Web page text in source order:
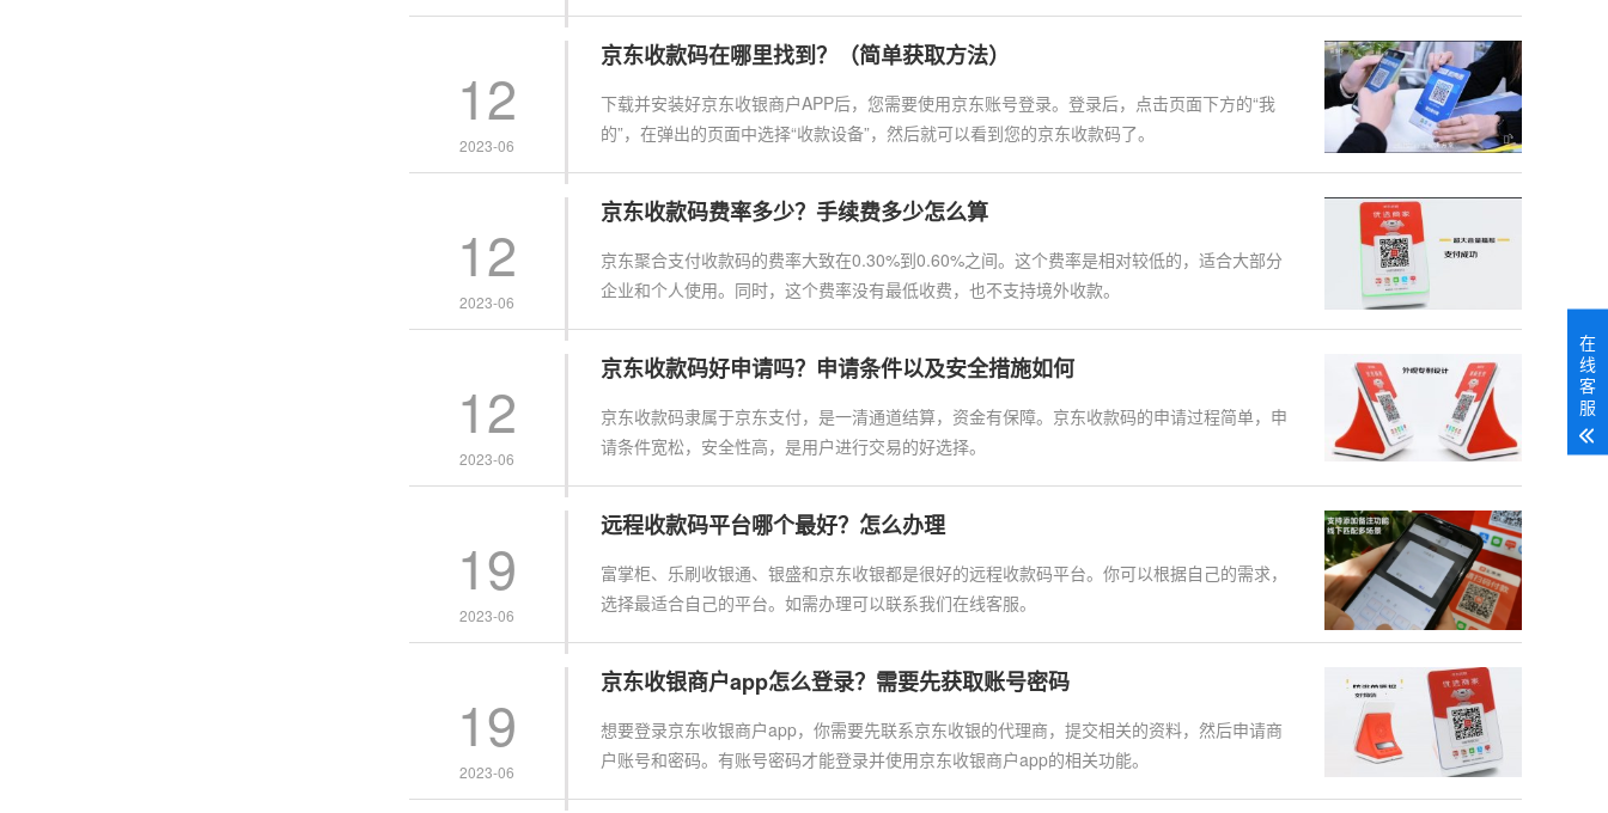
12
2023-06
京东收款码在哪里找到？（简单获取方法）
下载并安装好京东收银商户APP后，您需要使用京东账号登录。登录后，点击页面下方的“我
的”，在弹出的页面中选择“收款设备”，然后就可以看到您的京东收款码了。
12
2023-06
京东收款码费率多少？手续费多少怎么算
京东聚合支付收款码的费率大致在0.30%到0.60%之间。这个费率是相对较低的，适合大部分
企业和个人使用。同时，这个费率没有最低收费，也不支持境外收款。
12
2023-06
京东收款码好申请吗？申请条件以及安全措施如何
京东收款码隶属于京东支付，是一清通道结算，资金有保障。京东收款码的申请过程简单，申
请条件宽松，安全性高，是用户进行交易的好选择。
19
2023-06
远程收款码平台哪个最好？怎么办理
富掌柜、乐刷收银通、银盛和京东收银都是很好的远程收款码平台。你可以根据自己的需求，
选择最适合自己的平台。如需办理可以联系我们在线客服。
19
2023-06
京东收银商户app怎么登录？需要先获取账号密码
想要登录京东收银商户app，你需要先联系京东收银的代理商，提交相关的资料，然后申请商
户账号和密码。有账号密码才能登录并使用京东收银商户app的相关功能。
在
线
客
服